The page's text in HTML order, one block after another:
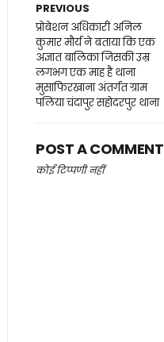
PREVIOUS
प्रोबेशन अधिकारी अनिल
कुमार मौर्य ने बताया कि एक
अज्ञात बालिका जिसकी उम्र
लगभग एक माह है थाना
मुसाफिरखाना अंतर्गत ग्राम
पलिया चंदापुर सहोदरपुर थाना
POST A COMMENT
कोई टिप्पणी नहीं